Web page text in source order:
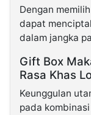
Dengan
dapat
dalam jangka
Gift Box
Rasa Khas
Keunggulan
pada